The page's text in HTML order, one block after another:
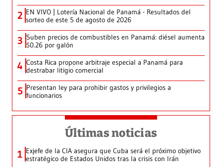
2 EN VIVO | Lotería Nacional de Panamá - Resultados del
sorteo de este 5 de agosto de 2026
3 Suben precios de combustibles en Panamá: diésel aumenta
$0.26 por galón
4 Costa Rica propone arbitraje especial a Panamá para
destrabar litigio comercial
5 Presentan ley para prohibir gastos y privilegios a
funcionarios
Últimas noticias
1 Exjefe de la CIA asegura que Cuba será el próximo objetivo
estratégico de Estados Unidos tras la crisis con Irán